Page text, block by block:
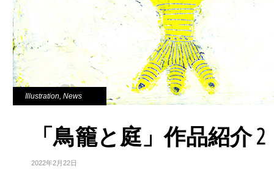
Illustration, News
「鳥籠と庭」作品紹介 2
2022年2月22日